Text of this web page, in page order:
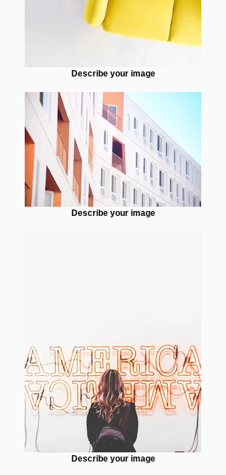
Describe your image
Describe your image
Describe your image